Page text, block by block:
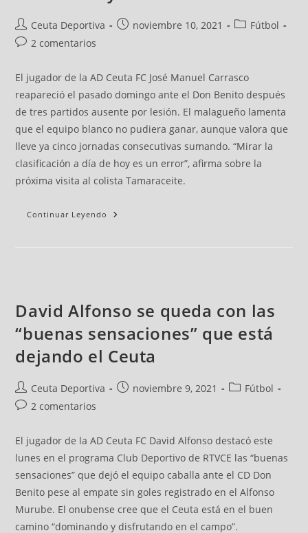
Ceuta Deportiva noviembre 10, 2021
Fútbol
2 comentarios
El jugador de la AD Ceuta FC José Manuel Carrasco
reapareció el pasado domingo ante el Don Benito después
de tres partidos ausente por lesión. El malagueño lamenta
que el equipo blanco no pudiera ganar, aunque valora que
lleve ya cinco jornadas consecutivas sumando. “Mirar la
clasificación a día de hoy es un error”, afirma sobre la
próxima visita al colista Tamaraceite.
Continuar Leyendo
David Alfonso se queda con las
“buenas sensaciones” que está
dejando el Ceuta
Ceuta Deportiva noviembre 9, 2021
Fútbol
2 comentarios
El jugador de la AD Ceuta FC David Alfonso destacó este
lunes en el programa Club Deportivo de RTVCE las “buenas
sensaciones” que dejó el equipo caballa ante el CD Don
Benito pese al empate sin goles registrado en el Alfonso
Murube. El onubense cree que el Ceuta está en el buen
camino “dominando y disfrutando en el campo”.